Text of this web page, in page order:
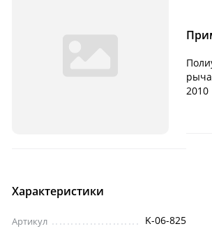
2010
Характеристики
Артикул K-06-825